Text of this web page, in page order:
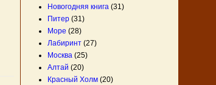
Новогодняя книга (31)
Питер (31)
Море (28)
Лабиринт (27)
Москва (25)
Алтай (20)
Красный Холм (20)